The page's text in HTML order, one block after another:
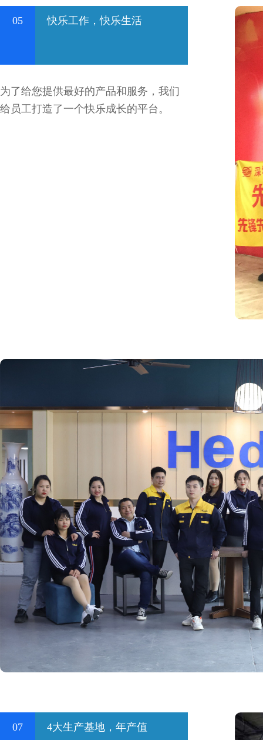
05 快乐工作，快乐生活
为了给您提供最好的产品和服务，我们
给员工打造了一个快乐成长的平台。
07 4大生产基地，年产值